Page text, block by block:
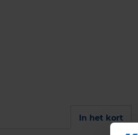
In het kort